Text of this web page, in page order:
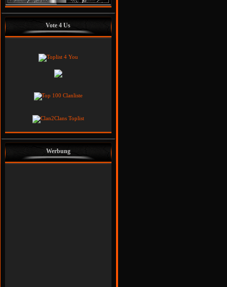
Vote 4 Us
Werbung